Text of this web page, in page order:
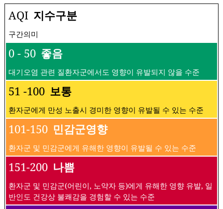
AQI 지수구분
구간의미
0 - 50 좋음
대기오염 관련 질환자군에서도 영향이 유발되지 않을 수준
51 -100 보통
환자군에게 만성 노출시 경미한 영향이 유발될 수 있는 수준
101-150 민감군영향
환자군 및 민감군에게 유해한 영향이 유발될 수 있는 수준
151-200 나쁨
환자군 및 민감군(어린이, 노약자 등)에게 유해한 영향 유발, 일
반인도 건강상 불쾌감을 경험할 수 있는 수준